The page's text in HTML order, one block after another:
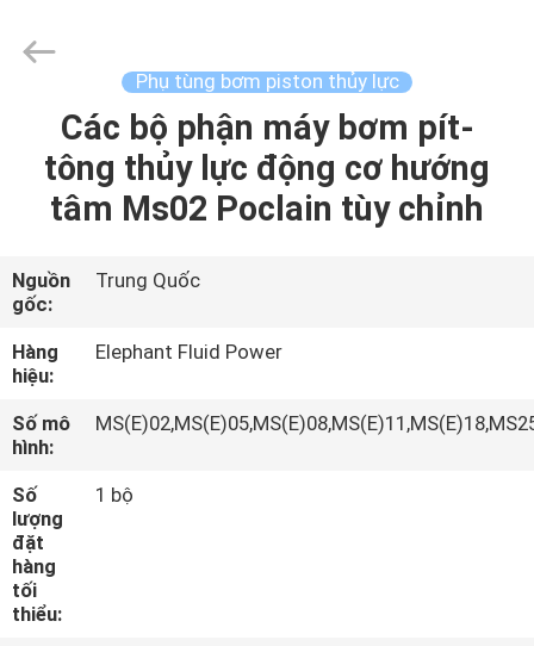
TRANG
CHỦ
SẢN
PHẨM
CHÚNG
TÔI
THAM
QUAN
Elephant
Phụ tùng bơm piston thủy lực
Các bộ phận máy bơm pít-
tông thủy lực động cơ hướng
tâm Ms02 Poclain tùy chỉnh
Nguồn
gốc:
Trung Quốc
Hàng
hiệu:
Elephant Fluid Power
Số mô
hình:
Số
lượng
đặt
hàng
tối
thiểu:
1 bộ